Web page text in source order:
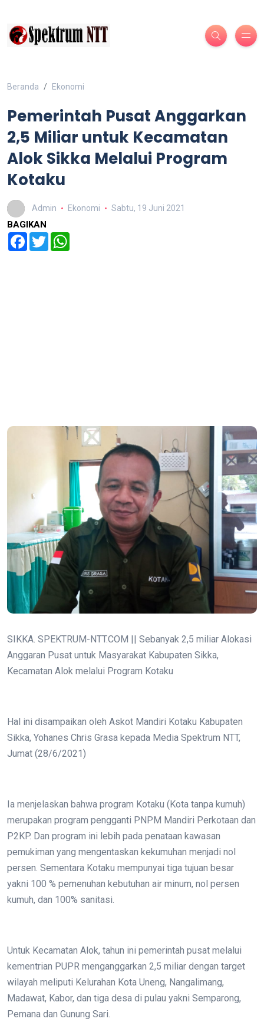
Beranda Ekonomi
Pemerintah Pusat Anggarkan
2,5 Miliar untuk Kecamatan
Alok Sikka Melalui Program
Kotaku
Admin Ekonomi Sabtu, 19 Juni 2021
BAGIKAN
Facebook
Twitter
SIKKA. SPEKTRUM-NTT.COM || Sebanyak 2,5 miliar Alokasi
Anggaran Pusat untuk Masyarakat Kabupaten Sikka,
Kecamatan Alok melalui Program Kotaku
Hal ini disampaikan oleh Askot Mandiri Kotaku Kabupaten
Sikka, Yohanes Chris Grasa kepada Media Spektrum NTT,
Jumat (28/6/2021)
Ia menjelaskan bahwa program Kotaku (Kota tanpa kumuh)
merupakan program pengganti PNPM Mandiri Perkotaan dan
P2KP. Dan program ini lebih pada penataan kawasan
pemukiman yang mengentaskan kekumuhan menjadi nol
persen. Sementara Kotaku mempunyai tiga tujuan besar
yakni 100 % pemenuhan kebutuhan air minum, nol persen
kumuh, dan 100% sanitasi.
Untuk Kecamatan Alok, tahun ini pemerintah pusat melalui
kementrian PUPR menganggarkan 2,5 miliar dengan target
wilayah meliputi Kelurahan Kota Uneng, Nangalimang,
Madawat, Kabor, dan tiga desa di pulau yakni Semparong,
Pemana dan Gunung Sari.